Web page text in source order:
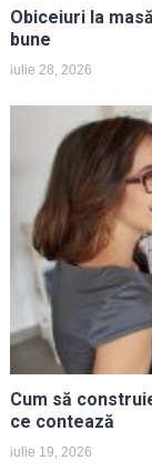
Obiceiuri la
bune
iulie 28, 2026
Cum să
ce contează
iulie 19, 2026